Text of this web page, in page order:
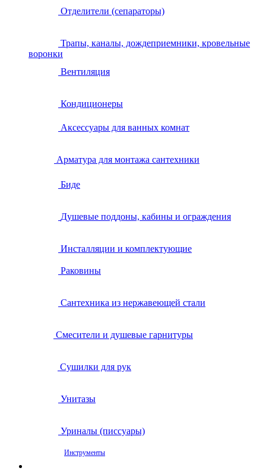
Отделители (сепараторы)
Трапы, каналы, дождеприемники, кровельные
воронки
Вентиляция
Кондиционеры
Аксессуары для ванных комнат
Арматура для монтажа сантехники
Биде
Душевые поддоны, кабины и ограждения
Инсталляции и комплектующие
Раковины
Сантехника из нержавеющей стали
Смесители и душевые гарнитуры
Сушилки для рук
Унитазы
Уриналы (писсуары)
Инструменты